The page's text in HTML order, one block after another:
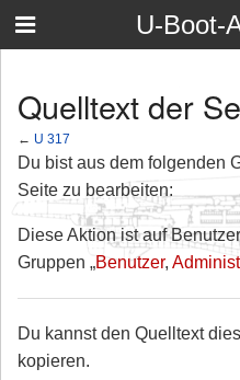
U-Boot-
Quelltext der
← U 317
Du bist aus dem folgenden
Seite zu bearbeiten:
Diese Aktion ist auf
Gruppen „Benutzer,
Du kannst den Quelltext
kopieren.